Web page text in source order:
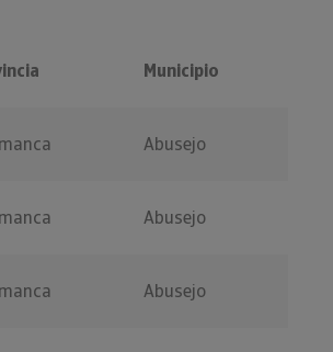
Municipio
Abusejo
Abusejo
Abusejo